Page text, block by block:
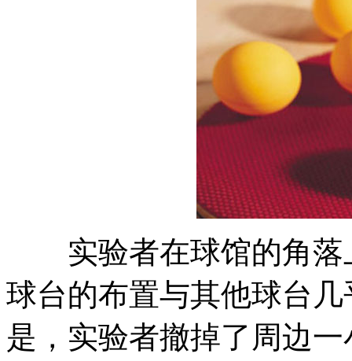
实验者在球馆的角落
球台的布置与其他球台
是，实验者撤掉了周边